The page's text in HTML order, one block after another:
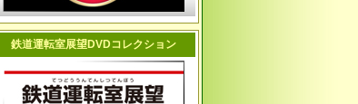
鉄道運転室展望DVDコレクション